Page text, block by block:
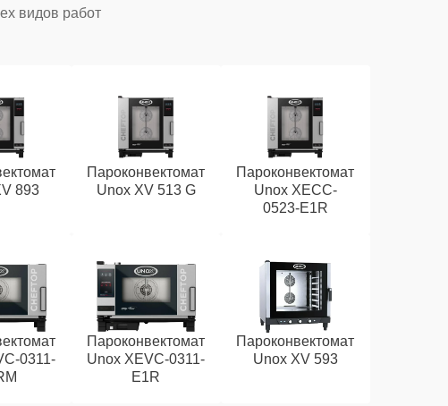
видов работ
893
Пароконвектомат
Unox XV 513 G
Пароконвектомат
Unox XECC-
0523-E1R
0311-
Пароконвектомат
Unox XEVC-0311-
E1R
Пароконвектомат
Unox XV 593